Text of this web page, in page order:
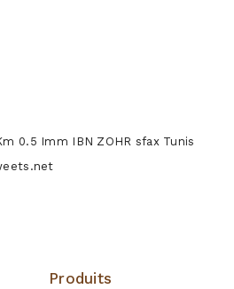
0.5 Imm IBN ZOHR sfax Tunis
Produits